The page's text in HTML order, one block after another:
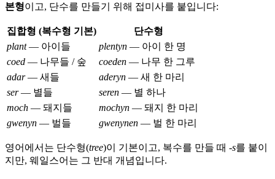
본형이고, 단수를 만들기 위해 접미사를 붙입니다:
집합형 (복수형 기본)
단수형
plant— 아이들 plentyn — 아이 한 명
coed — 나무들 / 숲 coeden — 나무 한 그루
adar— 새들 aderyn — 새 한 마리
ser— 별들 seren — 별 하나
moch — 돼지들 mochyn — 돼지 한 마리
gwenyn — 벌들 gwenynen — 벌 한 마리
영어에서는 단수형(tree)이 기본이고, 복수를 만들 때 -s를 붙이
지만, 웨일스어는 그 반대 개념입니다.